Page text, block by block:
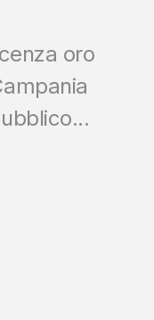
oro